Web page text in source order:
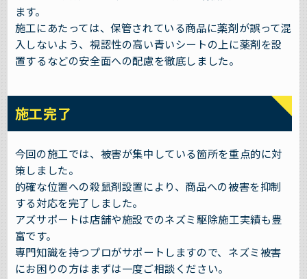
ます。
施工にあたっては、保管されている商品に薬剤が誤って混
入しないよう、視認性の高い青いシートの上に薬剤を設
置するなどの安全面への配慮を徹底しました。
施工完了
今回の施工では、被害が集中している箇所を重点的に対
策しました。
的確な位置への殺鼠剤設置により、商品への被害を抑制
する対応を完了しました。
アズサポートは店舗や施設でのネズミ駆除施工実績も豊
富です。
専門知識を持つプロがサポートしますので、ネズミ被害
にお困りの方はまずは一度ご相談ください。